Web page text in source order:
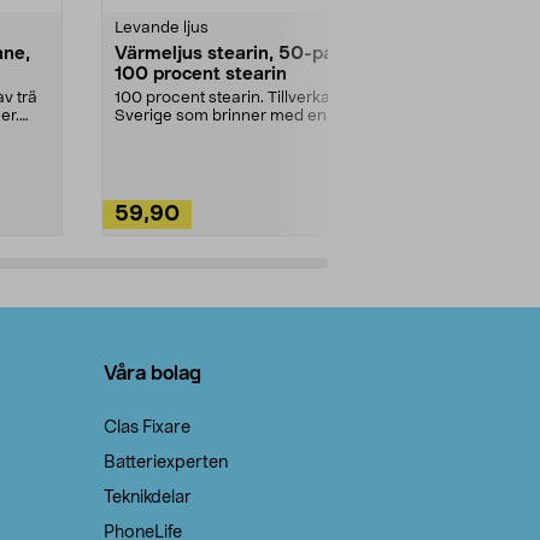
trä
Levande ljus
Värmeljus stearin, 50-pack,
100 procent stearin
100 procent stearin. Tillverkade i
Sverige som brinner med en
59,90
Våra bolag
Clas Fixare
Batteriexperten
Teknikdelar
PhoneLife